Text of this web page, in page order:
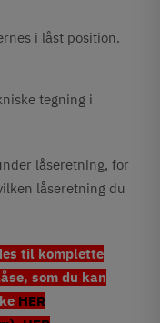
i låst position.
tegning i
låseretning, for
låseretning du
til komplette
som du kan
HER